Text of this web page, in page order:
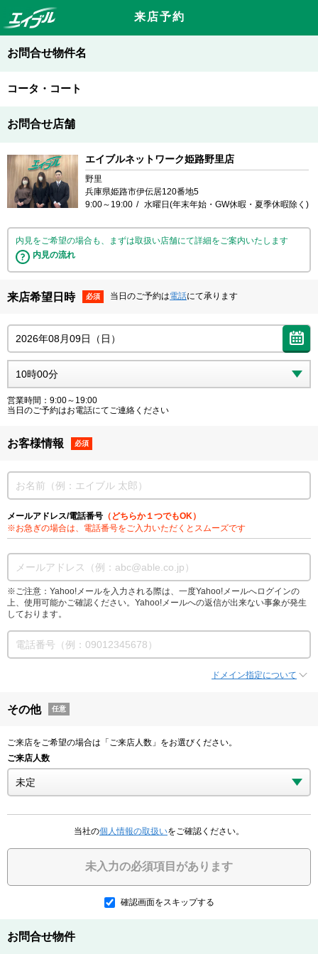
来店予約
お問合せ物件名
コータ・コート
お問合せ店舗
エイブルネットワーク姫路野里店
野里
兵庫県姫路市伊伝居120番地5
9:00～19:00
水曜日(年末年始・GW休暇・夏季休暇除く)
内見をご希望の場合も、まずは取扱い店舗にて詳細をご案内いたします
内見の流れ
来店希望日時 必須 当日のご予約は電話にて承ります
営業時間：9:00～19:00
当日のご予約はお電話にてご連絡ください
お客様情報 必須
メールアドレス/電話番号 （どちらか１つでもOK）
※お急ぎの場合は、電話番号をご入力いただくとスムーズです
※ご注意：Yahoo!メールを入力される際は、一度Yahoo!メールへログインの
上、使用可能かご確認ください。Yahoo!メールへの返信が出来ない事象が発生
しております。
ドメイン指定について
その他 任意
ご来店をご希望の場合は「ご来店人数」をお選びください。
ご来店人数
当社の個人情報の取扱いをご確認ください。
未入力の必須項目があります
確認画面をスキップする
お問合せ物件